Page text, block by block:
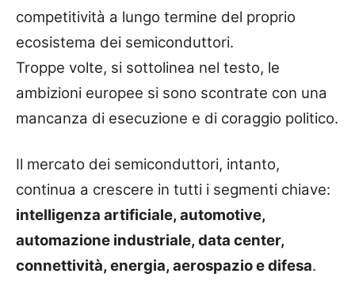
competitività a lungo termine del proprio
ecosistema dei semiconduttori.
Troppe volte, si sottolinea nel testo, le
ambizioni europee si sono scontrate con una
mancanza di esecuzione e di coraggio politico.
Il mercato dei semiconduttori, intanto,
continua a crescere in tutti i segmenti chiave:
intelligenza artificiale, automotive,
automazione industriale, data center,
connettività, energia, aerospazio e difesa.